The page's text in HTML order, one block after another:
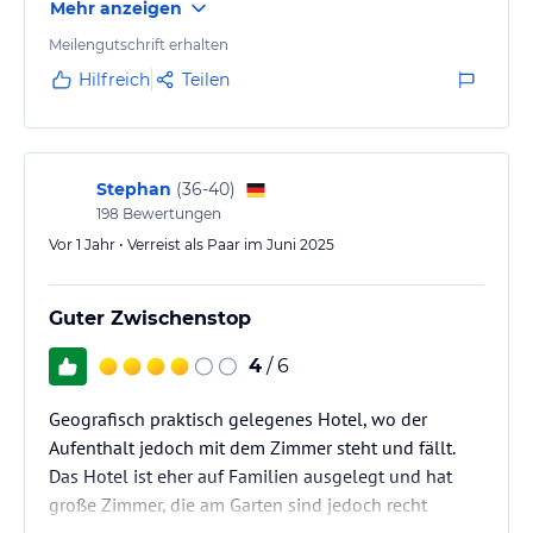
Das Essen ist fantastisch, die Mitarbeiter sehr
freundlich, so viele „Bulas“ haben wir vorher noch nie
auf der Insel gehört.
Mehr anzeigen
Meilengutschrift erhalten
Hilfreich Teilen
Stephan (36-40)
198 Bewertungen
Vor 1 Jahr • Verreist als Paar im Juni 2025
Guter Zwischenstop
4 / 6
Geografisch praktisch gelegenes Hotel, wo der
Aufenthalt jedoch mit dem Zimmer steht und fällt.
Das Hotel ist eher auf Familien ausgelegt und hat
große Zimmer, die am Garten sind jedoch recht